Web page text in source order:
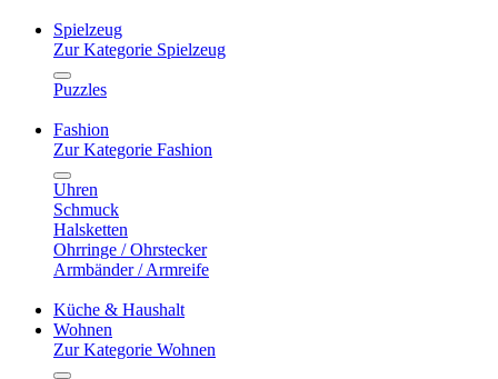
Spielzeug
Zur Kategorie Spielzeug
Puzzles
Fashion
Zur Kategorie Fashion
Uhren
Schmuck
Halsketten
Ohrringe / Ohrstecker
Armbänder / Armreife
Küche & Haushalt
Wohnen
Zur Kategorie Wohnen